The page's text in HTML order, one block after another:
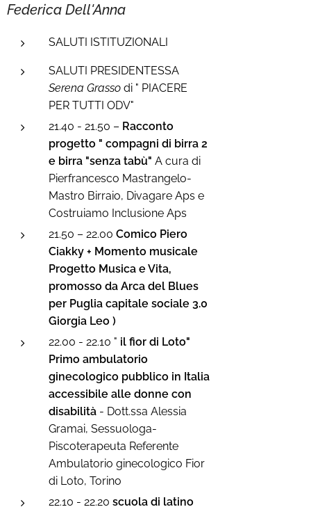
Federica Dell'Anna
SALUTI ISTITUZIONALI
SALUTI PRESIDENTESSA
Serena Grasso di " PIACERE
PER TUTTI ODV"
21.40 - 21.50 – Racconto
progetto " compagni di birra 2
e birra "senza tabù" A cura di
Pierfrancesco Mastrangelo-
Mastro Birraio, Divagare Aps e
Costruiamo Inclusione Aps
21.50 – 22.00 Comico Piero
Ciakky + Momento musicale
Progetto Musica e Vita,
promosso da Arca del Blues
per Puglia capitale sociale 3.0
Giorgia Leo )
22.00 - 22.10 " il fior di Loto"
Primo ambulatorio
ginecologico pubblico in Italia
accessibile alle donne con
disabilità - Dott.ssa Alessia
Gramai, Sessuologa-
Piscoterapeuta Referente
Ambulatorio ginecologico Fior
di Loto, Torino
22.10 - 22.20 scuola di latino